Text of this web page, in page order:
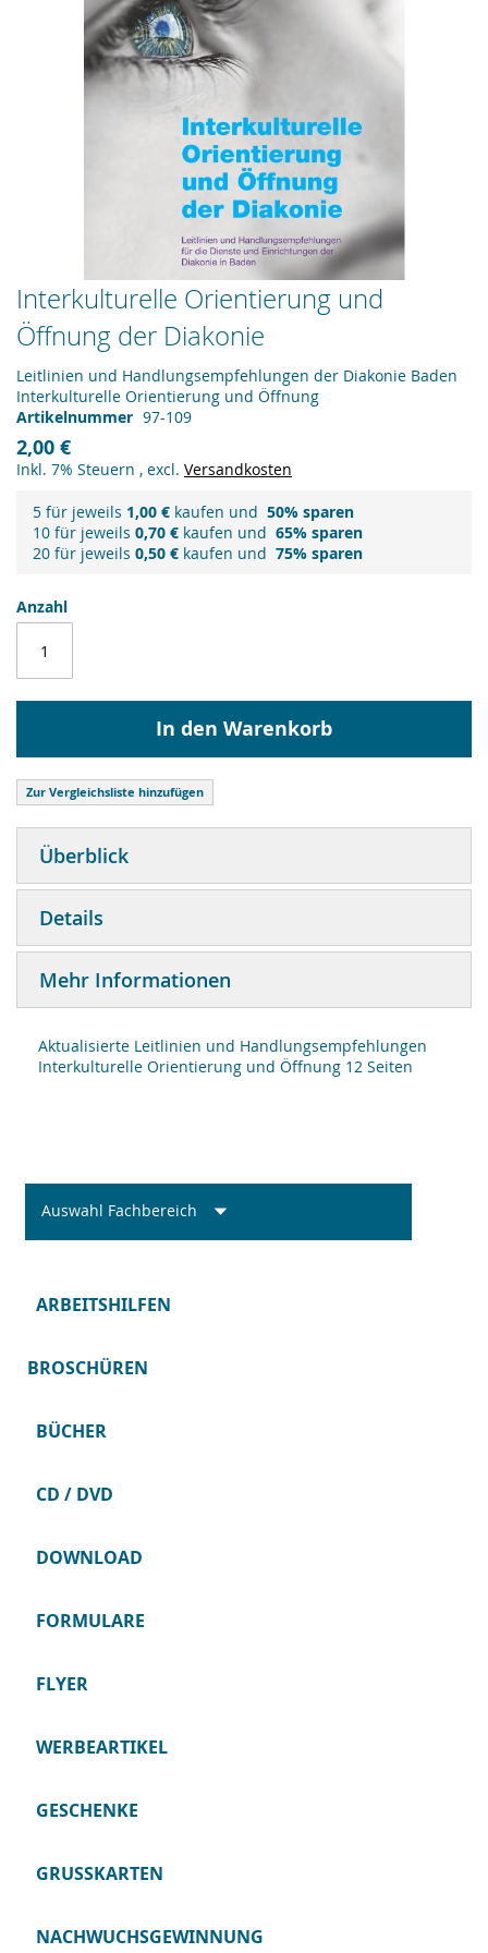
Interkulturelle Orientierung und
Öffnung der Diakonie
Leitlinien und Handlungsempfehlungen der Diakonie Baden
Interkulturelle Orientierung und Öffnung
Artikelnummer 97-109
2,00 €
Inkl. 7% Steuern , excl. Versandkosten
5 für jeweils 1,00 € kaufen und 50% sparen
10 für jeweils 0,70 € kaufen und 65% sparen
20 für jeweils 0,50 € kaufen und 75% sparen
Anzahl
In den Warenkorb
Zur Vergleichsliste hinzufügen
Zum
Anfang
der
Bildergalerie
springen
Überblick
Details
Mehr Informationen
Aktualisierte Leitlinien und Handlungsempfehlungen
Interkulturelle Orientierung und Öffnung 12 Seiten
Auswahl Fachbereich
ARBEITSHILFEN
BROSCHÜREN
BÜCHER
CD / DVD
DOWNLOAD
FORMULARE
FLYER
WERBEARTIKEL
GESCHENKE
GRUSSKARTEN
NACHWUCHSGEWINNUNG